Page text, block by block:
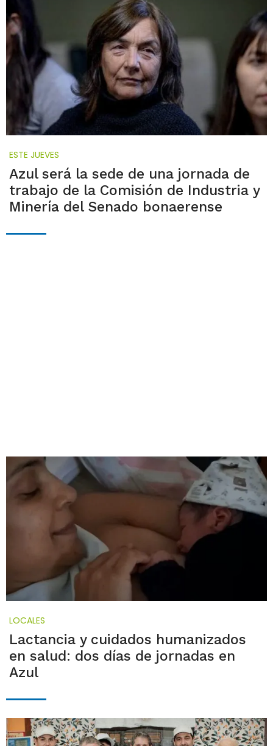
ESTE JUEVES
Azul será la sede de una jornada de
trabajo de la Comisión de Industria y
Minería del Senado bonaerense
LOCALES
Lactancia y cuidados humanizados
en salud: dos días de jornadas en
Azul